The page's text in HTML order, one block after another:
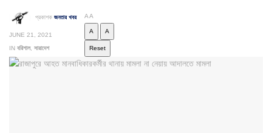
প্রকাশক জনতার খবর
JUNE 21, 2021
IN বরিশাল, সারাদেশ
AA
A A
Reset